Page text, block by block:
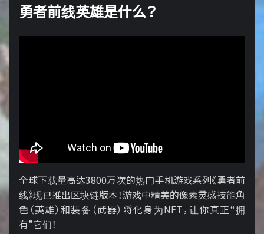
勇者前线英雄是什么？
全球下载量高达3800万次的热门手机游戏系列《勇者前
线》现已推出区块链版本！游戏中精美的像素灵感技能角
色（英雄）和装备（武器）将化身为NFT，让你真正“拥
有”它们！